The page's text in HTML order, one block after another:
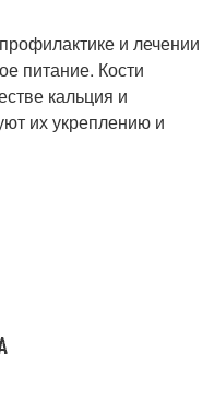
и лечении
питание. Кости
кальция и
их укреплению и